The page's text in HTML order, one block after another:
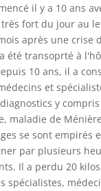
il y a 10 ans
fort du jour au
après une crise
été transoprté à
10 ans, il a
et
y
maladie de
se sont empirés
par plusieurs
Il a perdu 20
spécialistes,